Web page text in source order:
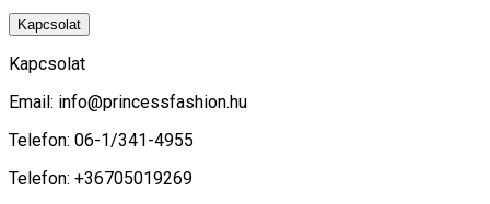
Kapcsolat
Kapcsolat
Email: info@princessfashion.hu
Telefon: 06-1/341-4955
Telefon: +36705019269